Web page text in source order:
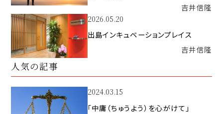
吉井信隆
2026.05.20
出島インキュベーションプレイス
吉井信隆
人気の記事
2024.03.15
「中庸（ちゅうよう）を心がけて」